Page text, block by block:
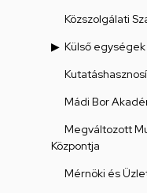
Közszolgálati
Külső egységek
Mádi Bor
Megváltozott
Központja
Mérnöki és